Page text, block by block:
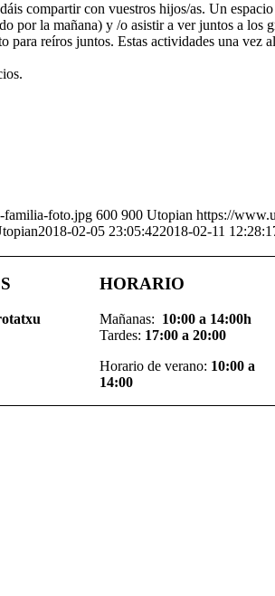
compartir con vuestros hijos/as. Un
por la mañana) y /o asistir a ver juntos a los
para reíros juntos. Estas actividades una vez
familia-foto.jpg 600 900 Utopian https://
2018-02-05 23:05:422018-02-11
HORARIO
Mañanas: 10:00 a 14:00h
Tardes: 17:00 a 20:00
Horario de verano: 10:00 a
14:00